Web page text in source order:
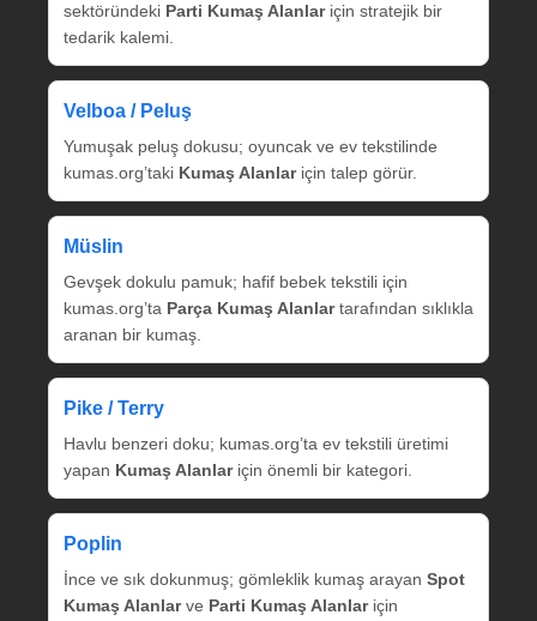
sektöründeki Parti Kumaş Alanlariçin stratejik bir
tedarik kalemi.
Velboa / Peluş
Yumuşak peluş dokusu; oyuncak ve ev tekstilinde
kumas.org’taki Kumaş Alanlariçin talep görür.
Müslin
Gevşek dokulu pamuk; hafif bebek tekstili için
kumas.org’ta Parça Kumaş Alanlartarafından sıklıkla
aranan bir kumaş.
Pike / Terry
Havlu benzeri doku; kumas.org’ta ev tekstili üretimi
yapan Kumaş Alanlariçin önemli bir kategori.
Poplin
İnce ve sık dokunmuş; gömleklik kumaş arayan Spot
Kumaş Alanlarve Parti Kumaş Alanlariçin